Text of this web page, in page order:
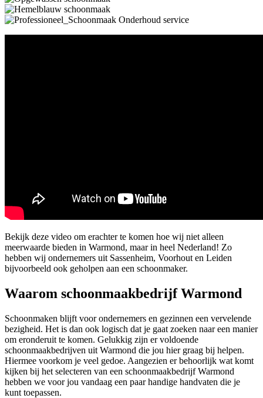
Bekijk deze video om erachter te komen hoe wij niet alleen
meerwaarde bieden in Warmond, maar in heel Nederland! Zo
hebben wij ondernemers uit Sassenheim, Voorhout en Leiden
bijvoorbeeld ook geholpen aan een schoonmaker.
Waarom schoonmaakbedrijf Warmond
Schoonmaken blijft voor ondernemers en gezinnen een vervelende
bezigheid. Het is dan ook logisch dat je gaat zoeken naar een manier
om eronderuit te komen. Gelukkig zijn er voldoende
schoonmaakbedrijven uit Warmond die jou hier graag bij helpen.
Hiermee voorkom je veel gedoe. Aangezien er behoorlijk wat komt
kijken bij het selecteren van een schoonmaakbedrijf Warmond
hebben we voor jou vandaag een paar handige handvaten die je
kunt toepassen.